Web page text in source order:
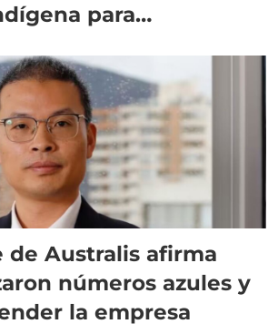
para
de Australis afirma
números azules y
la empresa